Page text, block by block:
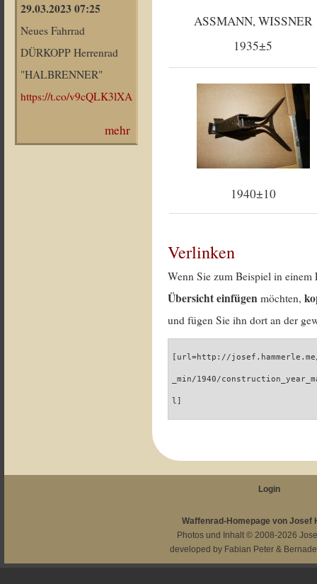
29.03.2023 07:25
Neues Fahrrad
DÜRKOPP Herrenrad
"HALBRENNER"
https://t.co/v9cQLK3lXA
mehr
ASSMANN, WISSNER
1935±5
1940±10
Verlinken
Wenn Sie zum Beispiel in
Übersicht einfügen möchten,
und fügen Sie ihn dort an der
[url=http://
_min/1940/
l]
Login
Waffenrad-Homepage von Josef
Photos und Inhalt © 2008-2026
developed by Fabian Peter &